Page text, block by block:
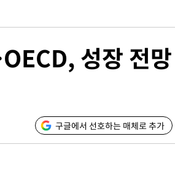
성장 전망
구글에서 선호하는 매체로 추가